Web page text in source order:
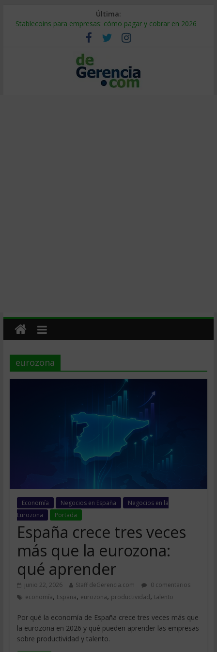
Última:
Stablecoins para empresas: cómo pagar y cobrar en 2026
Despido silencioso: qué es y por qué sale tan caro
IA en selección de personal: cómo auditarla a tiempo
Trabajo forzoso en la cadena de suministro: qué hacer
Mercado hispano de EE. UU.: cómo segmentarlo y venderle
eurozona
Economía Negocios en España
Negocios en la
Eurozona
Portada
España crece tres veces
más que la eurozona:
qué aprender
junio 22, 2026 Staff deGerencia.com
0 comentarios
economía, España, eurozona, productividad, talento
Por qué la economía de España crece tres veces más que
la eurozona en 2026 y qué pueden aprender las empresas
sobre productividad y talento.